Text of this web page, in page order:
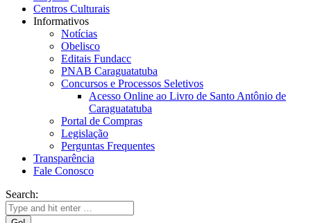
Centros Culturais
Informativos
Notícias
Obelisco
Editais Fundacc
PNAB Caraguatatuba
Concursos e Processos Seletivos
Acesso Online ao Livro de Santo Antônio de
Caraguatatuba
Portal de Compras
Legislação
Perguntas Frequentes
Transparência
Fale Conosco
Search: